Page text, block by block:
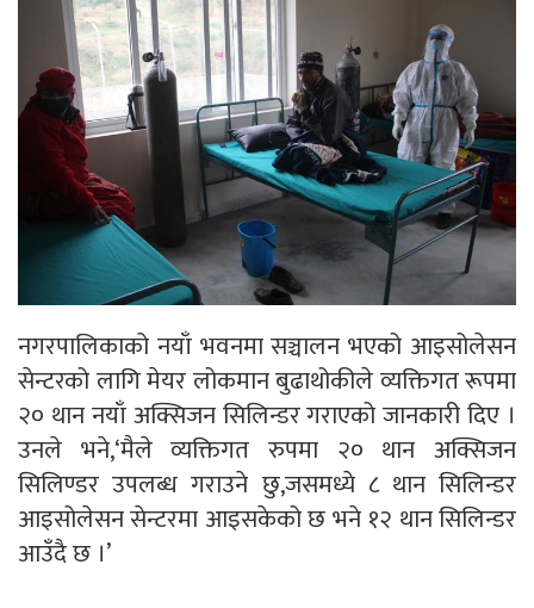
नगरपालिकाको नयाँ भवनमा सञ्चालन भएको आइसोलेसन
सेन्टरको लागि मेयर लोकमान बुढाथोकीले व्यक्तिगत रूपमा
२० थान नयाँ अक्सिजन सिलिन्डर गराएको जानकारी दिए ।
उनले भने,‘मैले व्यक्तिगत रुपमा २० थान अक्सिजन
सिलिण्डर उपलब्ध गराउने छु,जसमध्ये ८ थान सिलिन्डर
आइसोलेसन सेन्टरमा आइसकेको छ भने १२ थान सिलिन्डर
आउँदै छ ।’